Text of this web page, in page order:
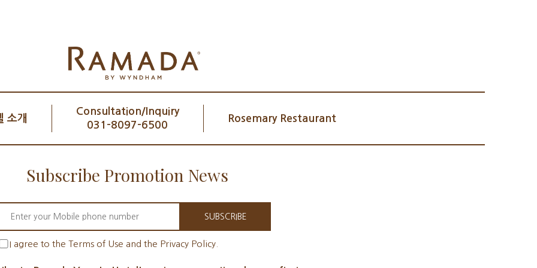
소개
Consultation/Inquiry
031-8097-6500
Rosemary Restaurant
Subscribe Promotion News
SUBSCRIBE
I agree to the Terms of Use and the Privacy Policy.